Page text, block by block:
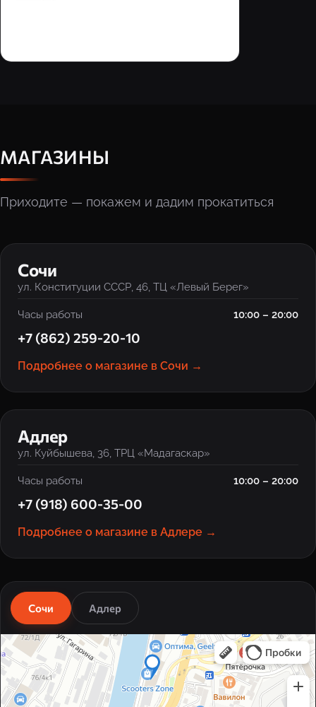
МАГАЗИНЫ
Приходите — покажем и дадим прокатиться
‹ ›
Сочи
ул. Конституции СССР, 46, ТЦ «Левый Берег»
Часы работы 10:00 – 20:00
+7 (862) 259-20-10
Подробнее о магазине в Сочи →
‹ ›
Адлер
ул. Куйбышева, 36, ТРЦ «Мадагаскар»
Часы работы 10:00 – 20:00
+7 (918) 600-35-00
Подробнее о магазине в Адлере →
Сочи Адлер